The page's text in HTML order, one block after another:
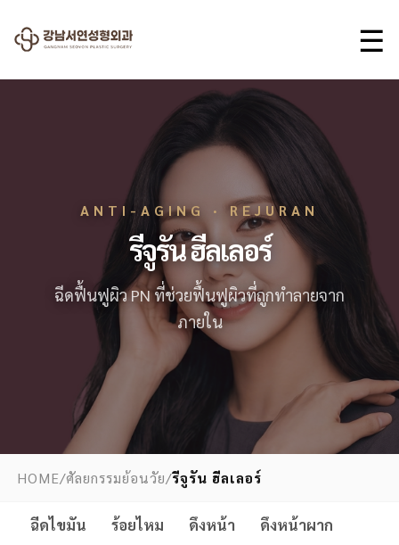
☰
ANTI-AGING · REJURAN
รีจูรัน ฮีลเลอร์
ฉีดฟื้นฟูผิว PN ที่ช่วยฟื้นฟูผิวที่ถูกทำลายจาก
ภายใน
HOME/ศัลยกรรมย้อนวัย/รีจูรัน ฮีลเลอร์
ฉีดไขมัน ร้อยไหม ดึงหน้า ดึงหน้าผาก